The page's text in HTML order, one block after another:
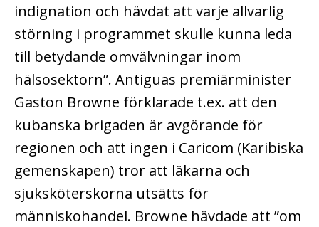
indignation och hävdat att varje allvarlig
störning i programmet skulle kunna leda
till betydande omvälvningar inom
hälsosektorn”. Antiguas premiärminister
Gaston Browne förklarade t.ex. att den
kubanska brigaden är avgörande för
regionen och att ingen i Caricom (Karibiska
gemenskapen) tror att läkarna och
sjuksköterskorna utsätts för
människohandel. Browne hävdade att ”om